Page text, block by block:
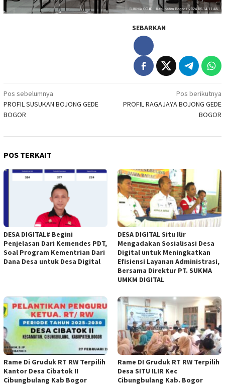
SEBARKAN
Navigasi
pos
Pos sebelumnya
PROFIL SUSUKAN BOJONG GEDE
BOGOR
Pos berikutnya
PROFIL RAGAJAYA BOJONG GEDE
BOGOR
POS TERKAIT
DESA DIGITAL# Begini
Penjelasan Dari Kemendes PDT,
Soal Program Kementrian Dari
Dana Desa untuk Desa Digital
DESA DIGITAL Situ Ilir
Mengadakan Sosialisasi Desa
Digital untuk Meningkatkan
Efisiensi Layanan Administrasi,
Bersama Direktur PT. SUKMA
UMKM DIGITAL
Rame Di Gruduk RT RW Terpilih
Kantor Desa Cibatok II
Cibungbulang Kab Bogor
Rame DI Gruduk RT RW Terpilih
Desa SITU ILIR Kec
Cibungbulang Kab. Bogor